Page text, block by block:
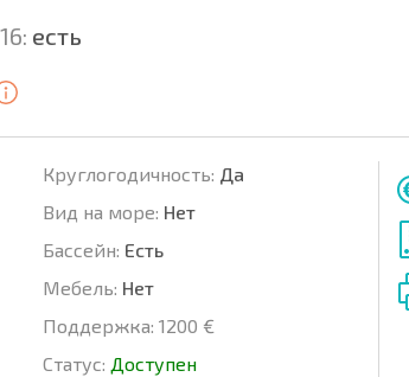
есть
Круглогодичность: Да
Вид на море: Нет
Басcейн: Есть
Мебель: Нет
Поддержка: 1200 €
Статус: Доступен